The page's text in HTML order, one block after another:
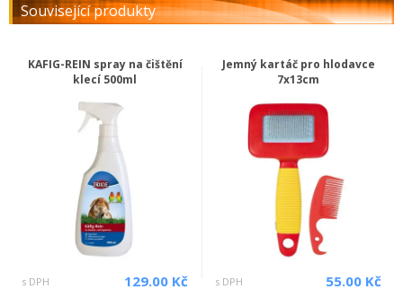
Související produkty
KAFIG-REIN spray na čištění
klecí 500ml
s DPH 129.00 Kč
Jemný kartáč pro hlodavce
7x13cm
s DPH 55.00 Kč